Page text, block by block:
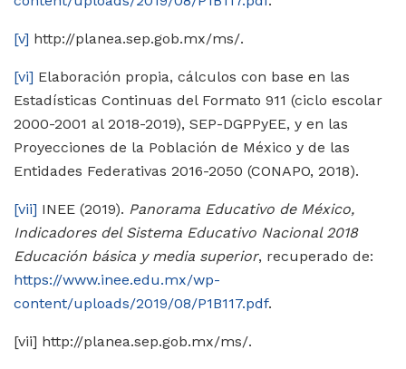
[v] http://planea.sep.gob.mx/ms/.
[vi] Elaboración propia, cálculos con base en las
Estadísticas Continuas del Formato 911 (ciclo escolar
2000-2001 al 2018-2019), SEP-DGPPyEE, y en las
Proyecciones de la Población de México y de las
Entidades Federativas 2016-2050 (CONAPO, 2018).
[vii] INEE (2019). Panorama Educativo de México,
Indicadores del Sistema Educativo Nacional 2018
Educación básica y media superior, recuperado de:
https://www.inee.edu.mx/wp-
content/uploads/2019/08/P1B117.pdf.
[vii] http://planea.sep.gob.mx/ms/.